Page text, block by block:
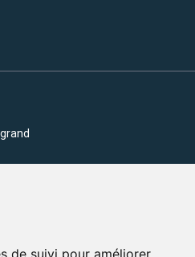
de suivi pour améliorer